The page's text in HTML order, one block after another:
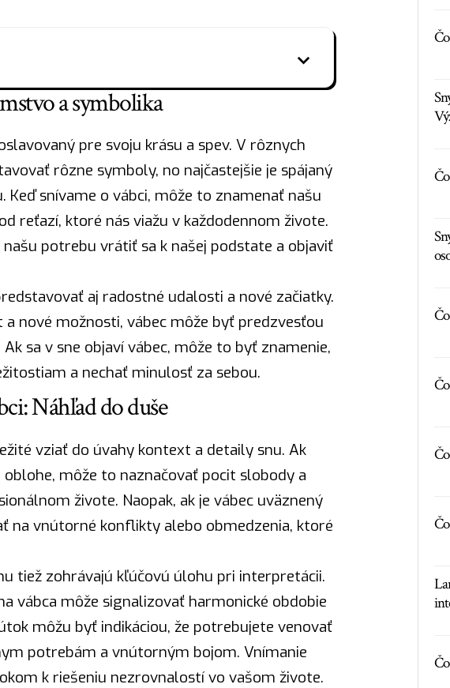
a symbolika
pre svoju krásu a spev. V rôznych
rôzne symboly, no najčastejšie je spájaný
snívame o vábci, môže to znamenať našu
reťazí, ktoré nás viažu v každodennom živote.
potrebu vrátiť sa k našej podstate a objaviť
aj radostné udalosti a nové začiatky.
a nové možnosti, vábec môže byť predzvesťou
sa v sne objaví vábec, môže to byť znamenie,
a nechať minulosť za sebou.
Náhľad do duše
vziať do úvahy kontext a detaily snu. Ak
môže to naznačovať pocit slobody a
živote. Naopak, ak je vábec uväznený
na vnútorné konflikty alebo obmedzenia, ktoré
tiež zohrávajú kľúčovú úlohu pri interpretácii.
vábca môže signalizovať harmonické obdobie
môžu byť indikáciou, že potrebujete venovať
potrebám a vnútorným bojom. Vnímanie
k riešeniu nezrovnalostí vo vašom živote.